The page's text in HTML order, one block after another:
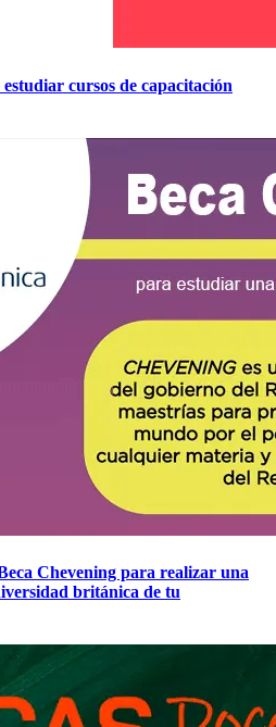
cursos de capacitación
Chevening para realizar una
británica de tu